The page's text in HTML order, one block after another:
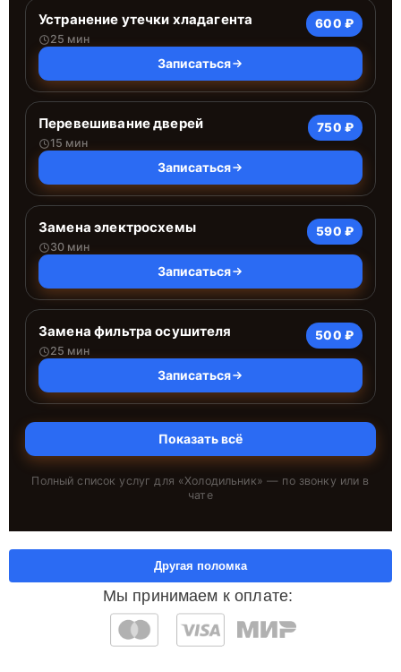
Устранение утечки хладагента
25 мин
600 ₽
Записаться
Перевешивание дверей
15 мин
750 ₽
Записаться
Замена электросхемы
30 мин
590 ₽
Записаться
Замена фильтра осушителя
25 мин
500 ₽
Записаться
Показать всё
Полный список услуг для «Холодильник» — по звонку или в
чате
Мы принимаем к оплате:
Другая поломка